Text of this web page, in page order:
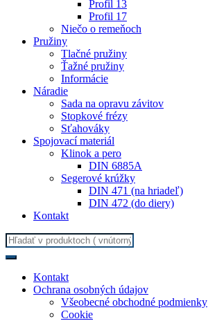
Profil 13
Profil 17
Niečo o remeňoch
Pružiny
Tlačné pružiny
Ťažné pružiny
Informácie
Náradie
Sada na opravu závitov
Stopkové frézy
Sťahováky
Spojovací materiál
Klinok a pero
DIN 6885A
Segerové krúžky
DIN 471 (na hriadeľ)
DIN 472 (do diery)
Kontakt
Search
for:
Kontakt
Ochrana osobných údajov
Všeobecné obchodné podmienky
Cookie